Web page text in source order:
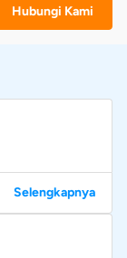
Hubungi Kami
Selengkapnya